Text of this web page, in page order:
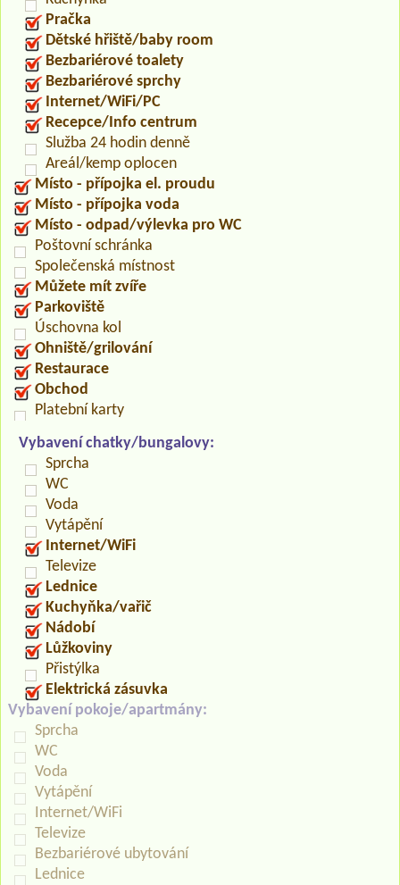
Pračka
Dětské hřiště/baby room
Bezbariérové toalety
Bezbariérové sprchy
Internet/WiFi/PC
Recepce/Info centrum
Služba 24 hodin denně
Areál/kemp oplocen
Místo - přípojka el. proudu
Místo - přípojka voda
Místo - odpad/výlevka pro WC
Poštovní schránka
Společenská místnost
Můžete mít zvíře
Parkoviště
Úschovna kol
Ohniště/grilování
Restaurace
Obchod
Platební karty
Vybavení chatky/bungalovy:
Sprcha
WC
Voda
Vytápění
Internet/WiFi
Televize
Lednice
Kuchyňka/vařič
Nádobí
Lůžkoviny
Přistýlka
Elektrická zásuvka
Vybavení pokoje/apartmány:
Sprcha
WC
Voda
Vytápění
Internet/WiFi
Televize
Bezbariérové ubytování
Lednice